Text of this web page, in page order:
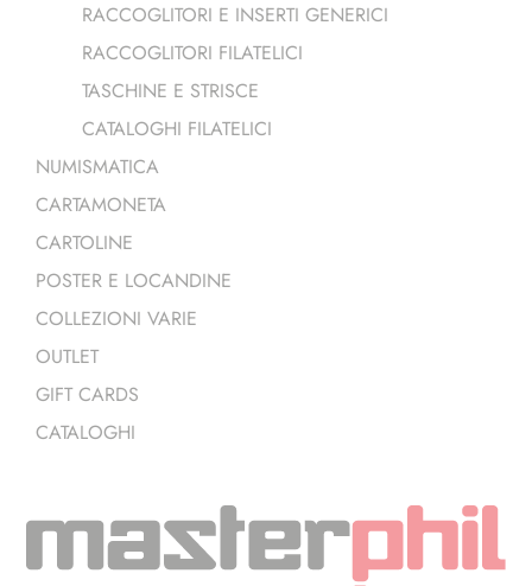
RACCOGLITORI E INSERTI GENERICI
RACCOGLITORI FILATELICI
TASCHINE E STRISCE
CATALOGHI FILATELICI
NUMISMATICA
CARTAMONETA
CARTOLINE
POSTER E LOCANDINE
COLLEZIONI VARIE
OUTLET
GIFT CARDS
CATALOGHI